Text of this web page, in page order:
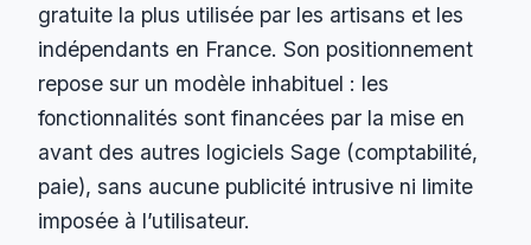
gratuite la plus utilisée par les artisans et les
indépendants en France. Son positionnement
repose sur un modèle inhabituel : les
fonctionnalités sont financées par la mise en
avant des autres logiciels Sage (comptabilité,
paie), sans aucune publicité intrusive ni limite
imposée à l’utilisateur.